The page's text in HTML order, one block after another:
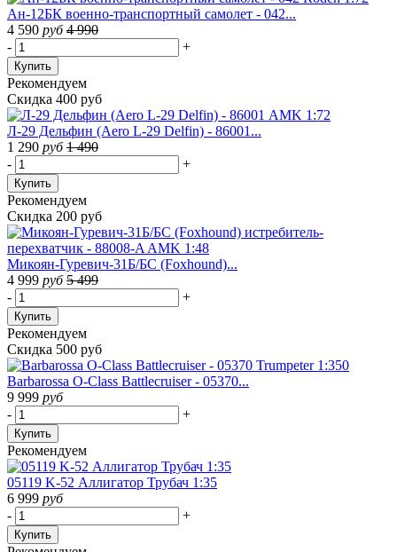
Ан-12БК военно-транспортный самолет - 042...
4 590 руб 4 990
-
+
Купить
Рекомендуем
Скидка 400 руб
Л-29 Дельфин (Aero L-29 Delfin) - 86001...
1 290 руб 1 490
-
+
Купить
Рекомендуем
Скидка 200 руб
Микоян-Гуревич-31Б/БС (Foxhound)...
4 999 руб 5 499
-
+
Купить
Рекомендуем
Скидка 500 руб
Barbarossa O-Class Battlecruiser - 05370...
9 999 руб
-
+
Купить
Рекомендуем
05119 K-52 Аллигатор Трубач 1:35
6 999 руб
-
+
Купить